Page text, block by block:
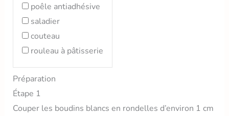
poêle antiadhésive
saladier
couteau
rouleau à pâtisserie
Préparation
Étape 1
Couper les boudins blancs en rondelles d’environ 1 cm